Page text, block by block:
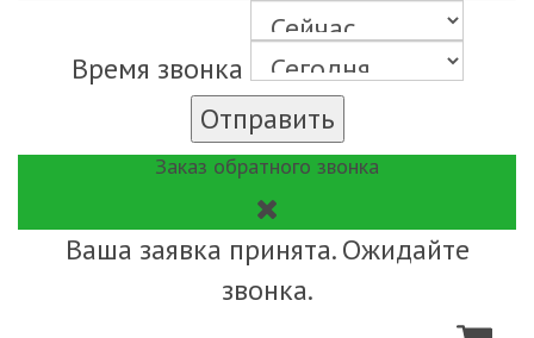
Время звонка
Отправить
Заказ обратного звонка
Ваша заявка принята. Ожидайте
звонка.